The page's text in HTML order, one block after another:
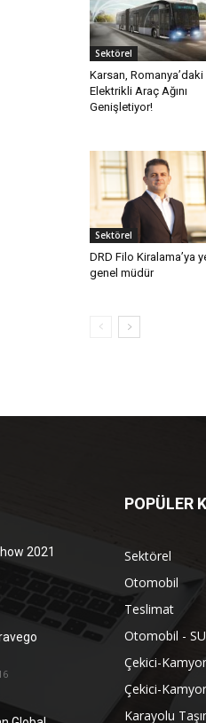
Sektörel
Karsan, Romanya’daki
Elektrikli Araç Ağını
Genişletiyor!
Sektörel
DRD Filo Kiralama’ya
genel müdür
2021
POPÜLER
Sektörel
Otomobil
Teslimat
Otomobil -
Çekici-
Çekici-
Karayolu